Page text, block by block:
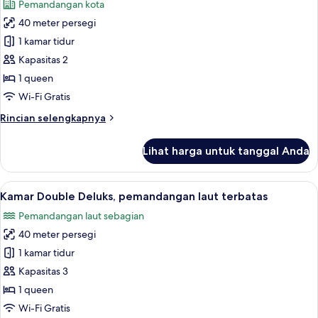
laut
foto
untuk
Kamar
Double
Deluks,
balkon
Pemandangan kota
40 meter persegi
1 kamar tidur
Kapasitas 2
1 queen
Wi-Fi Gratis
Rincian selengkapnya
Rincian
Kamar
Double
Deluks,
Lihat harga untuk tanggal Anda
Lihat
semua
foto
untuk
Kamar
Double
Deluks,
pemandangan
Kamar Double Deluks,
8
Kamar Double Deluks, pemandangan laut terbatas
Pemandangan laut sebagian
40 meter persegi
1 kamar tidur
Kapasitas 3
1 queen
Wi-Fi Gratis